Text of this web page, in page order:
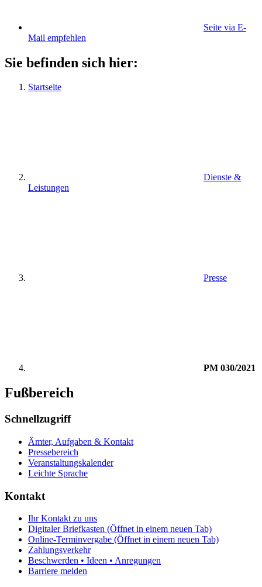
Seite via E-
Mail empfehlen
Sie befinden sich hier:
Startseite
Dienste &
Leistungen
Presse
PM 030/2021
Fußbereich
Schnellzugriff
Ämter, Aufgaben & Kontakt
Pressebereich
Veranstaltungskalender
Leichte Sprache
Kontakt
Ihr Kontakt zu uns
Digitaler Briefkasten (Öffnet in einem neuen Tab)
Online-Terminvergabe (Öffnet in einem neuen Tab)
Zahlungsverkehr
Beschwerden • Ideen • Anregungen
Barriere melden